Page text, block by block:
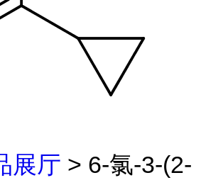
展厅 > 6-氯-3-(2-